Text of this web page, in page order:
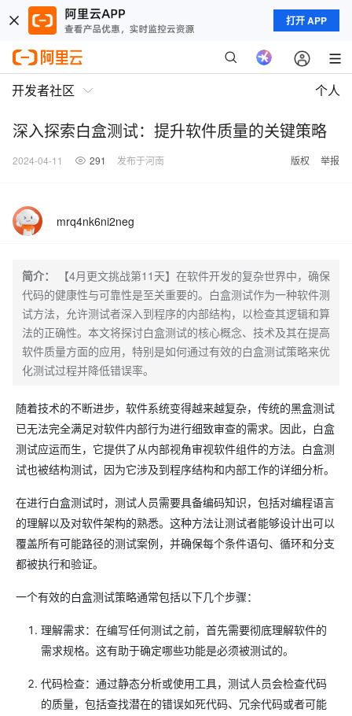
打开 APP
开发者社区 个人
深入探索白盒测试：提升软件质量的关键策略
2024-04-11 291 发布于河南 版权 举报
mrq4nk6ni2neg
简介：
【4月更文挑战第11天】在软件开发的复杂世界中，确保
代码的健康性与可靠性是至关重要的。白盒测试作为一种软件测
试方法，允许测试者深入到程序的内部结构，以检查其逻辑和算
法的正确性。本文将探讨白盒测试的核心概念、技术及其在提高
软件质量方面的应用，特别是如何通过有效的白盒测试策略来优
化测试过程并降低错误率。
随着技术的不断进步，软件系统变得越来越复杂，传统的黑盒测试
已无法完全满足对软件内部行为进行细致审查的需求。因此，白盒
测试应运而生，它提供了从内部视角审视软件组件的方法。白盒测
试也被结构测试，因为它涉及到程序结构和内部工作的详细分析。
在进行白盒测试时，测试人员需要具备编码知识，包括对编程语言
的理解以及对软件架构的熟悉。这种方法让测试者能够设计出可以
覆盖所有可能路径的测试案例，并确保每个条件语句、循环和分支
都被执行和验证。
一个有效的白盒测试策略通常包括以下几个步骤：
理解需求：在编写任何测试之前，首先需要彻底理解软件的
需求规格。这有助于确定哪些功能是必须被测试的。
代码检查：通过静态分析或使用工具，测试人员会检查代码
的质量，包括查找潜在的错误如死代码、冗余代码或者可能